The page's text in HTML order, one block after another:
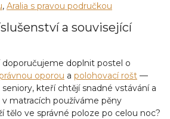
, Aralia s pravou područkou
a související
doporučujeme doplnit postel o
oporou a polohovací rošt —
kteří chtějí snadné vstávání a
matracích používáme pěny
tělo ve správné poloze po celou noc?